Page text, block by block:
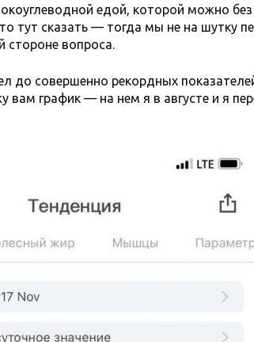
едой, которой можно
тут сказать — тогда мы не на шутку
стороне вопроса.
до совершенно рекордных
вам график — на нем я в августе и я